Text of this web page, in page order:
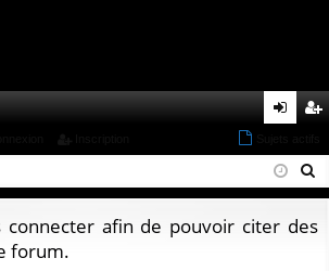
ne
on
cri
on
connecter afin de pouvoir citer des
forum.